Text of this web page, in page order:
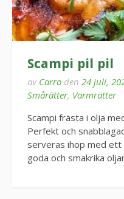
Scampi pil pil
av Carro den 24 juli,
Smårätter, Varmrätter
Scampi frästa i olja
Perfekt och
serveras ihop med
goda och smakrika